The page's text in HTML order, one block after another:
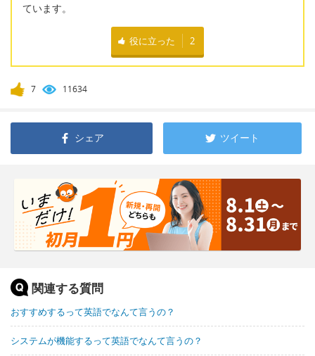
ています。
役に立った 2
7 11634
シェア ツイート
関連する質問
おすすめするって英語でなんて言うの？
システムが機能するって英語でなんて言うの？